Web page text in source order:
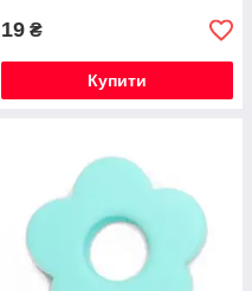
19 ₴
Купити